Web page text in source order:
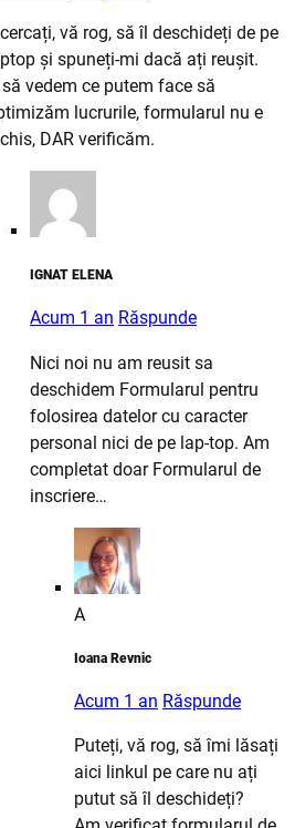
vă rog, să îl deschideți de pe
și spuneți-mi dacă ați reușit.
să vedem ce putem face să
lucrurile, formularul nu e
DAR verificăm.
IGNAT ELENA
Acum 1 an Răspunde
Nici noi nu am reusit sa
deschidem Formularul pentru
folosirea datelor cu caracter
personal nici de pe lap-top. Am
completat doar Formularul de
inscriere…
A
Ioana Revnic
Acum 1 an Răspunde
Puteți, vă rog, să îmi lăsați
aici linkul pe care nu ați
putut să îl deschideți?